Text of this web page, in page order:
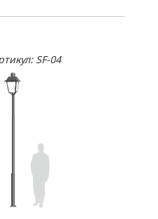
SF-04